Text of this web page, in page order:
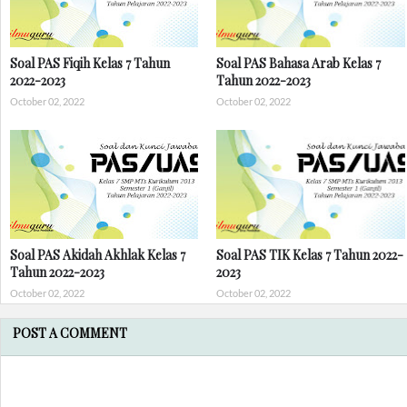
Soal PAS Fiqih Kelas 7 Tahun
2022-2023
October 02, 2022
Soal PAS Bahasa Arab Kelas 7
Tahun 2022-2023
October 02, 2022
Soal PAS Akidah Akhlak Kelas 7
Tahun 2022-2023
October 02, 2022
Soal PAS TIK Kelas 7 Tahun 2022-
2023
October 02, 2022
POST A COMMENT